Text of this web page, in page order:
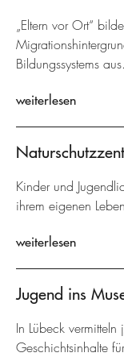
„Eltern vor Ort“
Bildungssystems aus.
weiterlesen
Kinder und
ihrem eigenen
weiterlesen
Jugend ins
In Lübeck vermitteln
Geschichtsinhalte